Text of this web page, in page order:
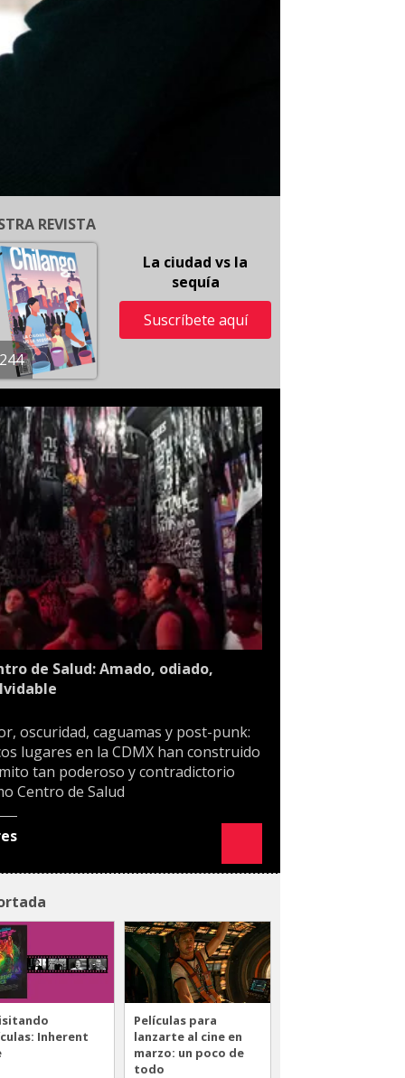
REVISTA
244
La ciudad vs la
sequía
Suscríbete aquí
de Salud: Amado, odiado,
oscuridad, caguamas y post-punk:
lugares en la CDMX han construido
tan poderoso y contradictorio
Centro de Salud
Inherent
Películas para
lanzarte al cine en
marzo: un poco de
todo